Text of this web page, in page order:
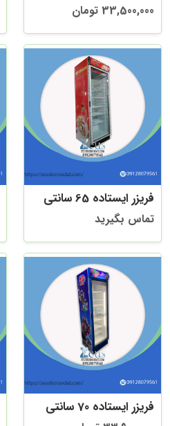
33,500,000 تومان
فریزر ایستاده 65 سانتی
تماس بگیرید
فریزر ایستاده 70 سانتی